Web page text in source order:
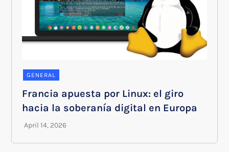
GENERAL
Francia apuesta por Linux: el giro
hacia la soberanía digital en Europa